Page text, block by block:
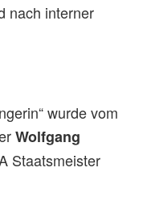
nach interner
wurde vom
Wolfgang
Staatsmeister